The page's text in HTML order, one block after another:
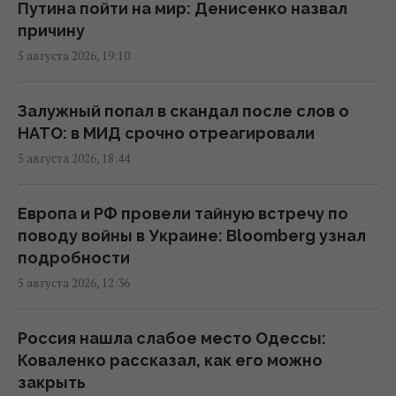
Атака на "ФАРМАСЕЛ" связана с
фигурантом многомиллиардных скандалов
17:10 среда, 05 августа 2026
Последствия уничтожения логистических
эксперт
17:10 среда, 05 августа 2026
Возможен дефицит товаров: Россия
одежды и обуви
16:49 среда, 05 августа 2026
Путина пойти на мир: Денисенко назвал
причину
5 августа 2026, 19:10
Залужный попал в скандал после слов о
НАТО: в МИД срочно отреагировали
5 августа 2026, 18:44
Европа и РФ провели тайную встречу по
поводу войны в Украине: Bloomberg узнал
подробности
5 августа 2026, 12:36
Россия нашла слабое место Одессы:
Коваленко рассказал, как его можно
закрыть